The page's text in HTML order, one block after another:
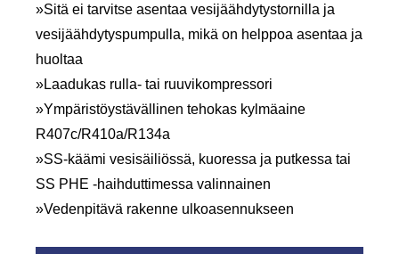
»Sitä ei tarvitse asentaa vesijäähdytystornilla ja
vesijäähdytyspumpulla, mikä on helppoa asentaa ja
huoltaa
»Laadukas rulla- tai ruuvikompressori
»Ympäristöystävällinen tehokas kylmäaine
R407c/R410a/R134a
»SS-käämi vesisäiliössä, kuoressa ja putkessa tai
SS PHE -haihduttimessa valinnainen
»Vedenpitävä rakenne ulkoasennukseen